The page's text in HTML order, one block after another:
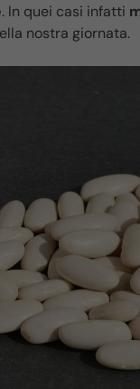
. In quei casi infatti
nostra giornata.